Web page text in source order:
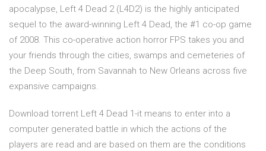
apocalypse, Left 4 Dead 2 (L4D2) is the highly anticipated
sequel to the award-winning Left 4 Dead, the #1 co-op game
of 2008. This co-operative action horror FPS takes you and
your friends through the cities, swamps and cemeteries of
the Deep South, from Savannah to New Orleans across five
expansive campaigns.
Download torrent Left 4 Dead 1-it means to enter into a
computer generated battle in which the actions of the
players are read and are based on them are the conditions